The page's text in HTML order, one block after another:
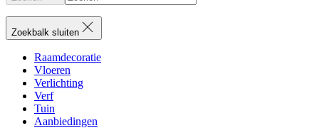
Zoekbalk sluiten
Raamdecoratie
Vloeren
Verlichting
Verf
Tuin
Aanbiedingen